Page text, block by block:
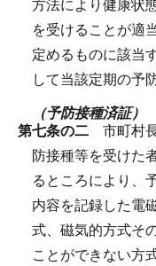
を受けることが適
定めるものに該当
して当該定期の予
（予防接種済証）
第七条の二 市町村
防接種等を受けた
るところにより、
内容を記録した電
式、磁気的方式そ
ことができない方